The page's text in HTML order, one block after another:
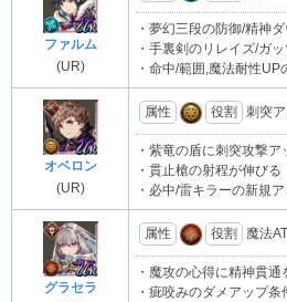
ファルム
(UR)
・夢幻三段の防御/精神
・手裏剣のリレイズ/ガ
・命中/範囲,魔法耐性UP
オベロン
(UR)
属性 役割 刺突
・紫竜の盾に刺突攻撃ア
・貫止槍の射程が伸びる
・必中/雷キラーの新規
グラセラ
属性 役割 魔法
・魔攻の心得に精神貫通
・疵咬みのダメアップ